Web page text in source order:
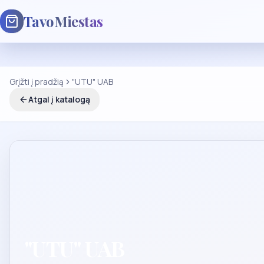
TavoMiestas
Grįžti į pradžią
"UTU" UAB
Atgal į katalogą